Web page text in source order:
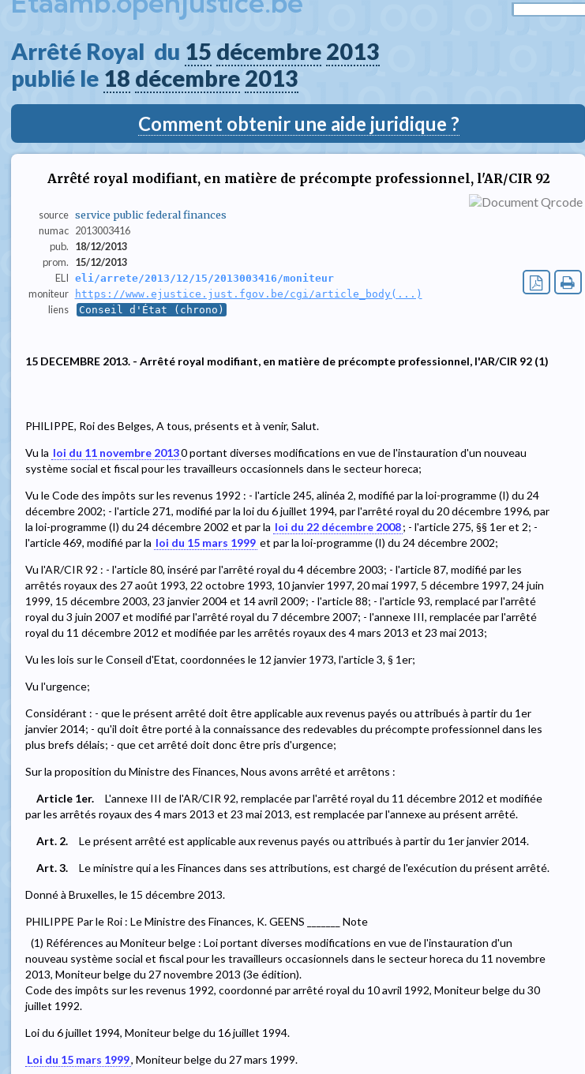
Arrêté Royal  du 15 décembre 2013
publié le 18 décembre 2013
Comment obtenir une aide juridique ?
Arrêté royal modifiant, en matière de précompte professionnel, l'AR/CIR 92
source service public federal finances
numac 2013003416
pub.
18/12/2013
prom.
15/12/2013
ELI eli/arrete/2013/12/15/2013003416/moniteur
moniteur https://www.ejustice.just.fgov.be/cgi/article_body(...)
liens Conseil d'État (chrono)
15 DECEMBRE 2013. - Arrêté royal modifiant, en matière de précompte professionnel, l'AR/CIR 92 (1)
PHILIPPE, Roi des Belges, A tous, présents et à venir, Salut.
Vu la loi du 11 novembre 20130portant diverses modifications en vue de l'instauration d'un nouveau
système social et fiscal pour les travailleurs occasionnels dans le secteur horeca;
Vu le Code des impôts sur les revenus 1992 : - l'article 245, alinéa 2, modifié par la loi-programme (I) du 24
décembre 2002; - l'article 271, modifié par la loi du 6 juillet 1994, par l'arrêté royal du 20 décembre 1996, par
la loi-programme (I) du 24 décembre 2002 et par la loi du 22 décembre 2008; - l'article 275, §§ 1er et 2; -
l'article 469, modifié par la loi du 15 mars 1999 et par la loi-programme (I) du 24 décembre 2002;
Vu l'AR/CIR 92 : - l'article 80, inséré par l'arrêté royal du 4 décembre 2003; - l'article 87, modifié par les
arrêtés royaux des 27 août 1993, 22 octobre 1993, 10 janvier 1997, 20 mai 1997, 5 décembre 1997, 24 juin
1999, 15 décembre 2003, 23 janvier 2004 et 14 avril 2009; - l'article 88; - l'article 93, remplacé par l'arrêté
royal du 3 juin 2007 et modifié par l'arrêté royal du 7 décembre 2007; - l'annexe III, remplacée par l'arrêté
royal du 11 décembre 2012 et modifiée par les arrêtés royaux des 4 mars 2013 et 23 mai 2013;
Vu les lois sur le Conseil d'Etat, coordonnées le 12 janvier 1973, l'article 3, § 1er;
Vu l'urgence;
Considérant : - que le présent arrêté doit être applicable aux revenus payés ou attribués à partir du 1er
janvier 2014; - qu'il doit être porté à la connaissance des redevables du précompte professionnel dans les
plus brefs délais; - que cet arrêté doit donc être pris d'urgence;
Sur la proposition du Ministre des Finances, Nous avons arrêté et arrêtons :
Article 1er.
L'annexe III de l'AR/CIR 92, remplacée par l'arrêté royal du 11 décembre 2012 et modifiée
par les arrêtés royaux des 4 mars 2013 et 23 mai 2013, est remplacée par l'annexe au présent arrêté.
Art. 2.
Le présent arrêté est applicable aux revenus payés ou attribués à partir du 1er janvier 2014.
Art. 3.
Le ministre qui a les Finances dans ses attributions, est chargé de l'exécution du présent arrêté.
Donné à Bruxelles, le 15 décembre 2013.
PHILIPPE Par le Roi : Le Ministre des Finances, K. GEENS _______ Note
(1) Références au Moniteur belge : Loi portant diverses modifications en vue de l'instauration d'un
nouveau système social et fiscal pour les travailleurs occasionnels dans le secteur horeca du 11 novembre
2013, Moniteur belge du 27 novembre 2013 (3e édition).
Code des impôts sur les revenus 1992, coordonné par arrêté royal du 10 avril 1992, Moniteur belge du 30
juillet 1992.
Loi du 6 juillet 1994, Moniteur belge du 16 juillet 1994.
Loi du 15 mars 1999, Moniteur belge du 27 mars 1999.